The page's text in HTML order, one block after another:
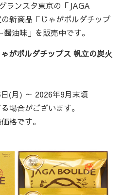
ランスタ東京の「JAGA
新商品「じゃがボルダチップ
油味」を販売中です。
がボルダチップス 帆⽴の炭⽕
(月) ～ 2026年9月末頃
場合がございます。
格です。